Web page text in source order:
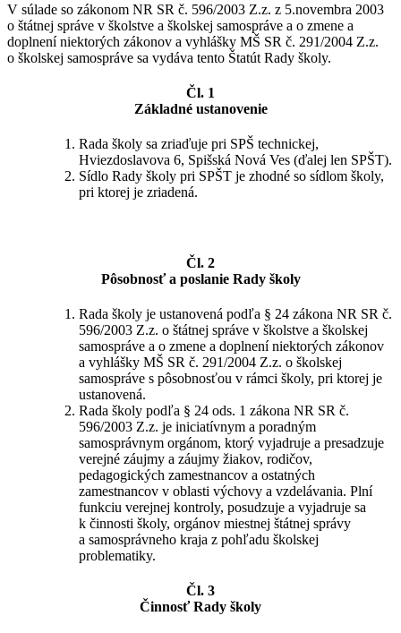
V súlade so zákonom NR SR č. 596/2003 Z.z. z 5.novembra 2003
o štátnej správe v školstve a školskej samospráve a o zmene a
doplnení niektorých zákonov a vyhlášky MŠ SR č. 291/2004 Z.z.
o školskej samospráve sa vydáva tento Štatút Rady školy.
Čl. 1
Základné ustanovenie
Rada školy sa zriaďuje pri SPŠ technickej,
Hviezdoslavova 6, Spišská Nová Ves (ďalej len SPŠT).
Sídlo Rady školy pri SPŠT je zhodné so sídlom školy,
pri ktorej je zriadená.
Čl. 2
Pôsobnosť a poslanie Rady školy
Rada školy je ustanovená podľa § 24 zákona NR SR č.
596/2003 Z.z. o štátnej správe v školstve a školskej
samospráve a o zmene a doplnení niektorých zákonov
a vyhlášky MŠ SR č. 291/2004 Z.z. o školskej
samospráve s pôsobnosťou v rámci školy, pri ktorej je
ustanovená.
Rada školy podľa § 24 ods. 1 zákona NR SR č.
596/2003 Z.z. je iniciatívnym a poradným
samosprávnym orgánom, ktorý vyjadruje a presadzuje
verejné záujmy a záujmy žiakov, rodičov,
pedagogických zamestnancov a ostatných
zamestnancov v oblasti výchovy a vzdelávania. Plní
funkciu verejnej kontroly, posudzuje a vyjadruje sa
k činnosti školy, orgánov miestnej štátnej správy
a samosprávneho kraja z pohľadu školskej
problematiky.
Čl. 3
Činnosť Rady školy